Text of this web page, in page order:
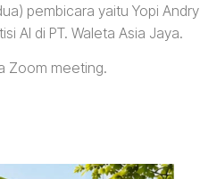
pembicara yaitu Yopi Andry
AI di PT. Waleta Asia Jaya.
Zoom meeting.